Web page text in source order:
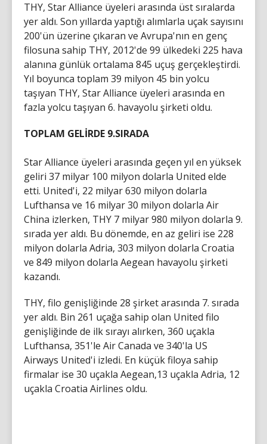
THY, Star Alliance üyeleri arasında üst sıralarda
yer aldı. Son yıllarda yaptığı alımlarla uçak sayısını
200'ün üzerine çıkaran ve Avrupa'nın en genç
filosuna sahip THY, 2012'de 99 ülkedeki 225 hava
alanına günlük ortalama 845 uçuş gerçekleştirdi.
Yıl boyunca toplam 39 milyon 45 bin yolcu
taşıyan THY, Star Alliance üyeleri arasında en
fazla yolcu taşıyan 6. havayolu şirketi oldu.
TOPLAM GELİRDE 9.SIRADA
Star Alliance üyeleri arasında geçen yıl en yüksek
geliri 37 milyar 100 milyon dolarla United elde
etti. United'i, 22 milyar 630 milyon dolarla
Lufthansa ve 16 milyar 30 milyon dolarla Air
China izlerken, THY 7 milyar 980 milyon dolarla 9.
sırada yer aldı. Bu dönemde, en az geliri ise 228
milyon dolarla Adria, 303 milyon dolarla Croatia
ve 849 milyon dolarla Aegean havayolu şirketi
kazandı.
THY, filo genişliğinde 28 şirket arasında 7. sırada
yer aldı. Bin 261 uçağa sahip olan United filo
genişliğinde de ilk sırayı alırken, 360 uçakla
Lufthansa, 351'le Air Canada ve 340'la US
Airways United'i izledi. En küçük filoya sahip
firmalar ise 30 uçakla Aegean,13 uçakla Adria, 12
uçakla Croatia Airlines oldu.